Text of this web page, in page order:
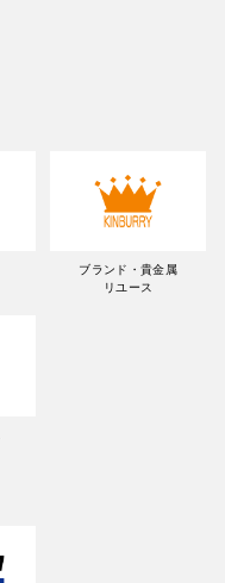
ブランド・貴金属
リユース